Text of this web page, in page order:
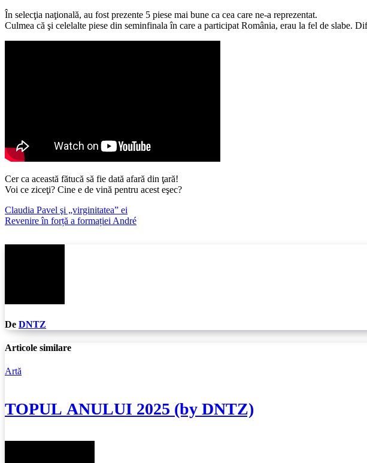
În selecţia naţională, au fost prezente 5 piese mai bune ca cea care ne-a reprezentat.
Culmea că şi celelalte piese din seminfinala în care a participat România, erau la fel de slabe.
Cer ca această fătucă să fie dată afară din ţară!
Voi ce ziceţi? Cine e de vină pentru acest eşec?
Navigare
în
articole
Claudia Pavel şi „virginitatea” ei
Revenire în forță a formației André
De DNTZ
Articole similare
Artă
TOPUL ANULUI 2025 (by DNTZ)